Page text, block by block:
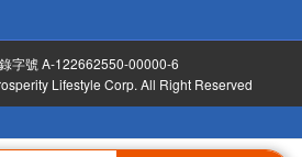
字號 A-122662550-00000-6
Lifestyle Corp. All Right Reserved